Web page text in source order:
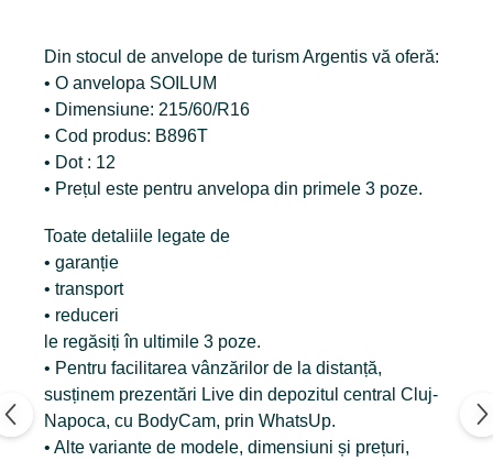
Din stocul de anvelope de turism Argentis vă oferă:
• O anvelopa SOILUM
• Dimensiune: 215/60/R16
• Cod produs: B896T
• Dot : 12
• Prețul este pentru anvelopa din primele 3 poze.
Toate detaliile legate de
• garanție
• transport
• reduceri
le regăsiți în ultimile 3 poze.
• Pentru facilitarea vânzărilor de la distanță,
susținem prezentări Live din depozitul central Cluj-
Napoca, cu BodyCam, prin WhatsUp.
• Alte variante de modele, dimensiuni și prețuri,